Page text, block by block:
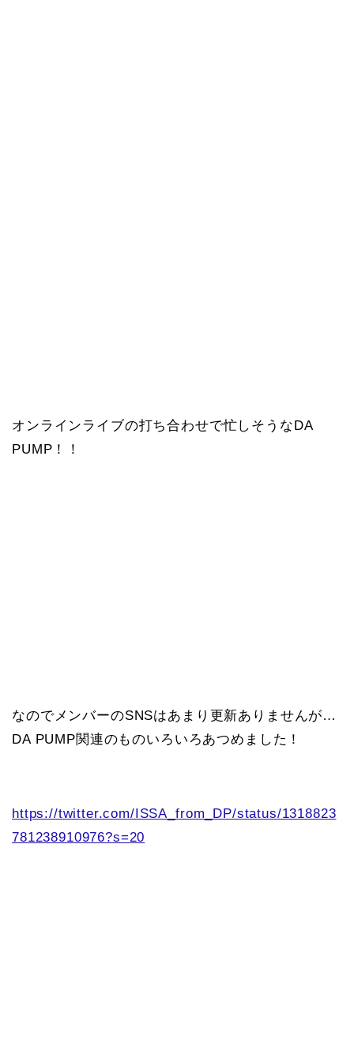
オンラインライブの打ち合わせで忙しそうなDA
PUMP！！
なのでメンバーのSNSはあまり更新ありませんが…
DA PUMP関連のものいろいろあつめました！
https://twitter.com/ISSA_from_DP/status/1318823
781238910976?s=20